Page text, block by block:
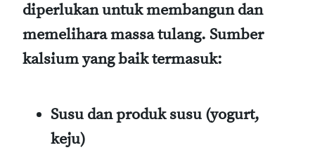
diperlukan untuk membangun dan
memelihara massa tulang. Sumber
kalsium yang baik termasuk:
Susu dan produk susu (yogurt,
keju)